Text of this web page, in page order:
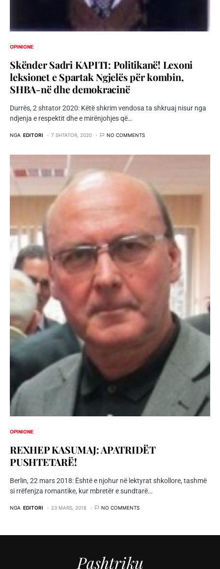
OPINIONE
Skënder Sadri KAPITI: Politikanë! Lexoni
leksionet e Spartak Ngjelës për kombin,
SHBA-në dhe demokracinë
Durrës, 2 shtator 2020: Këtë shkrim vendosa ta shkruaj nisur nga
ndjenja e respektit dhe e mirënjohjes që…
NGA EDITORI 7 SHTATOR, 2020 NO COMMENTS
OPINIONE
REXHEP KASUMAJ: APATRIDËT
PUSHTETARË!
Berlin, 22 mars 2018: Është e njohur në lektyrat shkollore, tashmë
si rrëfenjza romantike, kur mbretër e sundtarë…
NGA EDITORI 23 MARS, 2018 NO COMMENTS
Pashtriku